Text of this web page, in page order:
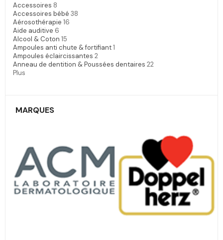
Accessoires 8
Accessoires bébé 38
Aérosothérapie 16
Aide auditive 6
Alcool & Coton 15
Ampoules anti chute & fortifiant1
Ampoules éclaircissantes 2
Anneau de dentition & Poussées dentaires 22
Plus
MARQUES